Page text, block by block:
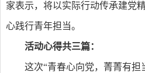
家表示，将以实际行动传承建党
心践行青年担当。
活动心得共三篇：
这次“青春心向党，菁菁有担